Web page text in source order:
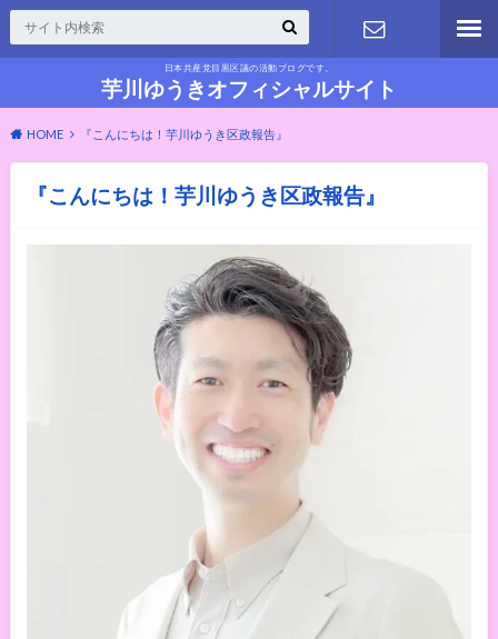
日本共産党目黒区議の活動ブログです。
芋川ゆうきオフィシャルサイト
お問い合わ
HOME 『こんにちは！芋川ゆうき区政報告』
『こんにちは！芋川ゆうき区政報告』